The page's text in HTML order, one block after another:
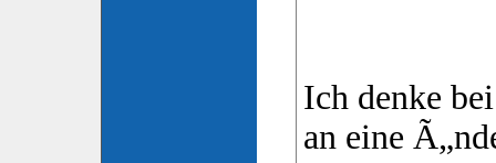
Ich denke
an eine